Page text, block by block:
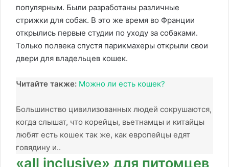
популярным. Были разработаны различные
стрижки для собак. В это же время во Франции
открылись первые студии по уходу за собаками.
Только полвека спустя парикмахеры открыли свои
двери для владельцев кошек.
Читайте также: Можно ли есть кошек?
Большинство цивилизованных людей сокрушаются,
когда слышат, что корейцы, вьетнамцы и китайцы
любят есть кошек так же, как европейцы едят
говядину и..
«all inclusive» для питомцев